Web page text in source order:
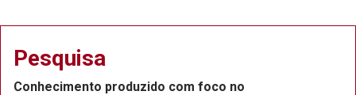
Pesquisa
Conhecimento produzido com foco no